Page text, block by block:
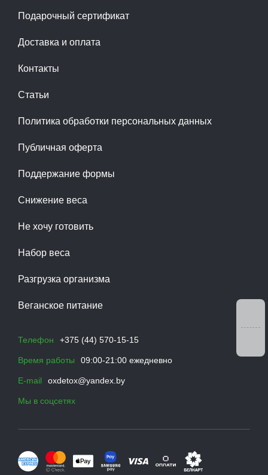
Телефон +375 (44) 570-15-15
Время работы 09:00-21:00 ежедневно
E-mail oxdetox@yandex.by
Мы в соцсетях
Подарочный сертификат
Доставка и оплата
Контакты
Статьи
Политика обработки персональных данных
Публичная оферта
Поддержание формы
Снижение веса
Не хочу готовить
Набор веса
Разгрузка организма
Веганское питание